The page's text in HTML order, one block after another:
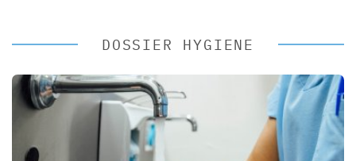
DOSSIER HYGIENE